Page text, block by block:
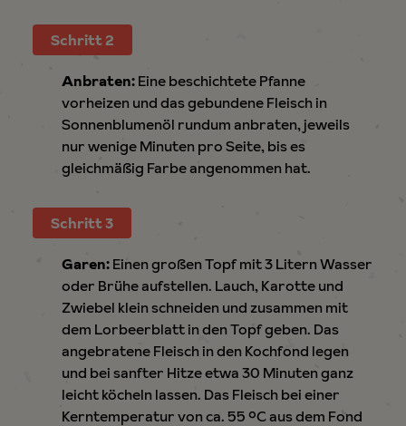
Schritt 2
Anbraten:Eine beschichtete Pfanne
vorheizen und das gebundene Fleisch in
Sonnenblumenöl rundum anbraten, jeweils
nur wenige Minuten pro Seite, bis es
gleichmäßig Farbe angenommen hat.
Schritt 3
Garen:Einen großen Topf mit 3 Litern Wasser
oder Brühe aufstellen. Lauch, Karotte und
Zwiebel klein schneiden und zusammen mit
dem Lorbeerblatt in den Topf geben. Das
angebratene Fleisch in den Kochfond legen
und bei sanfter Hitze etwa 30 Minuten ganz
leicht köcheln lassen. Das Fleisch bei einer
Kerntemperatur von ca. 55 °C aus dem Fond